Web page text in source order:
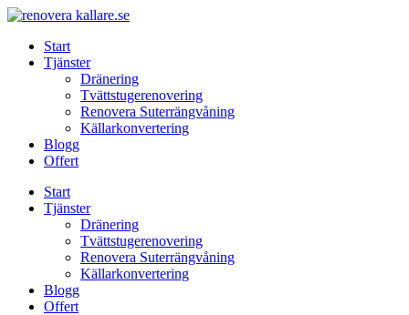
Skip
contentStart
Tjänster
Dränering
Tvättstugerenovering
Renovera Suterrängvåning
Källarkonvertering
Blogg
Offert
Start
Tjänster
Dränering
Tvättstugerenovering
Renovera Suterrängvåning
Källarkonvertering
Blogg
Offert